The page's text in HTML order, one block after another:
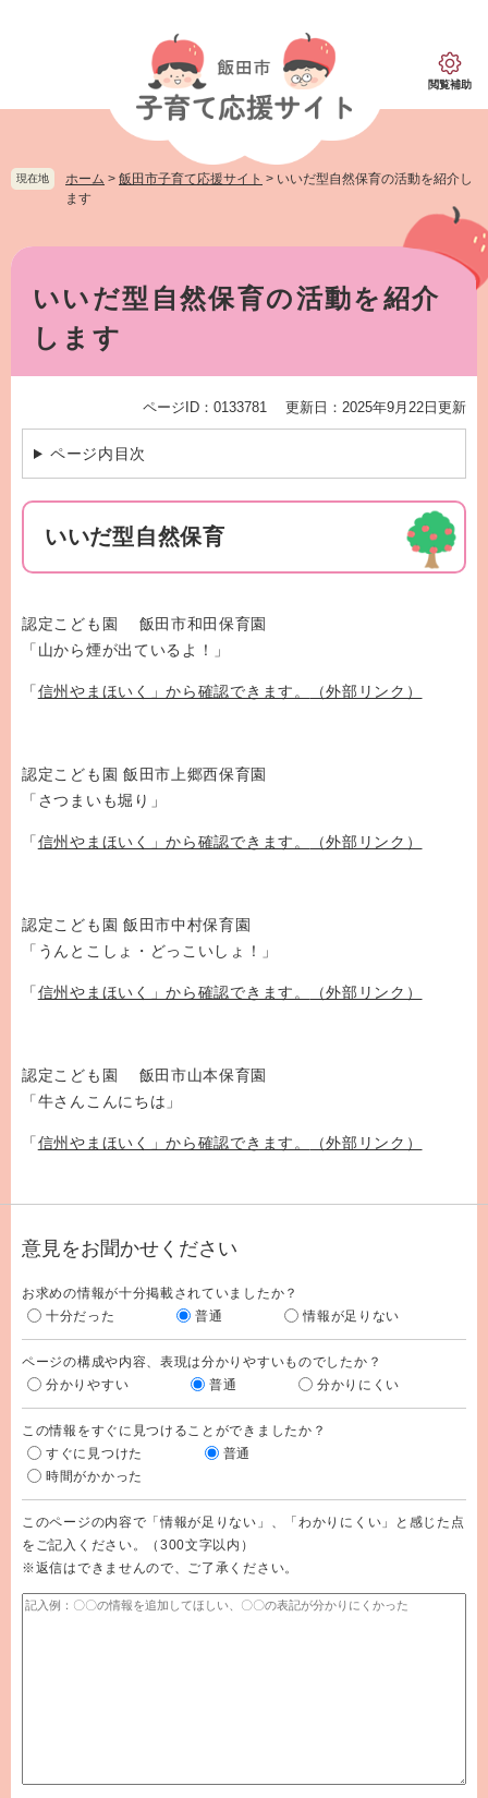
す。
し
て
へ
閲覧補助
現在地 ホーム > 飯田市子育て応援サイト > いいだ型自然保育の活動を紹介し
ます
本
いいだ型自然保育の活動を紹介
します
ページID：0133781 更新日：2025年9月22日更新
ページ内目次
いいだ型自然保育
認定こども園 飯田市和田保育園
「山から煙が出ているよ！」
「信州やまほいく」から確認できます。 （外部リンク）
認定こども園 飯田市上郷西保育園
「さつまいも堀り」
「信州やまほいく」から確認できます。 （外部リンク）
認定こども園 飯田市中村保育園
「うんとこしょ・どっこいしょ！」
「信州やまほいく」から確認できます。 （外部リンク）
認定こども園 飯田市山本保育園
「牛さんこんにちは」
「信州やまほいく」から確認できます。 （外部リンク）
意見をお聞かせください
お求めの情報が十分掲載されていましたか？
十分だった
普通 情報が足りない
ページの構成や内容、表現は分かりやすいものでしたか？
分かりやすい
普通 分かりにくい
この情報をすぐに見つけることができましたか？
すぐに見つけた
普通
時間がかかった
このページの内容で「情報が足りない」、「わかりにくい」と感じた点
をご記入ください。（300文字以内）
※返信はできませんので、ご了承ください。